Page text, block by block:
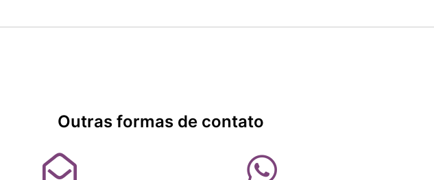
Outras formas de contato